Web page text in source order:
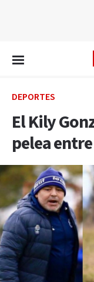
DEPORTES
El Kily
pelea